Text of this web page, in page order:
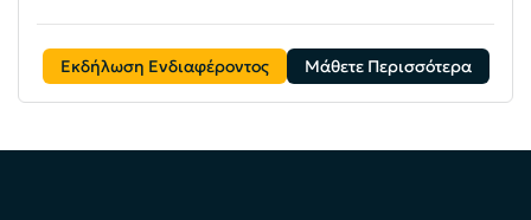
Εκδήλωση Ενδιαφέροντος Μάθετε Περισσότερα